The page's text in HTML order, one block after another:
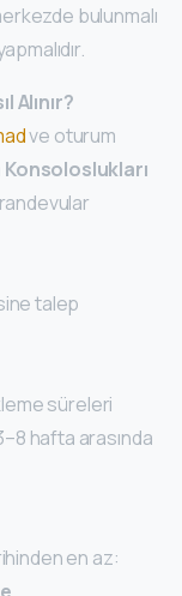
bulunmalı
Alınır?
ve oturum
randevular
talep
süreleri
hafta arasında
en az: